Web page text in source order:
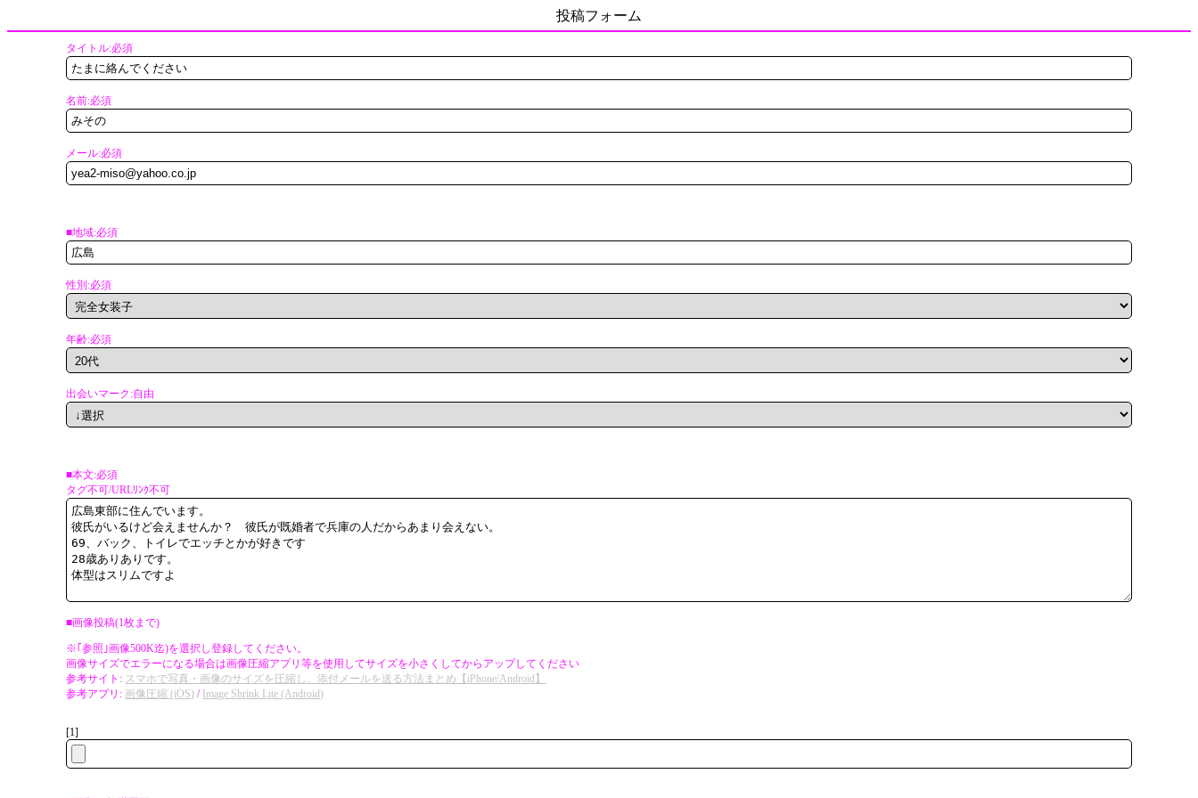
投稿フォーム
タイトル:必須
名前:必須
メール:必須
■地域:必須
性別:必須
年齢:必須
出会いマーク:自由
■本文:必須
タグ不可/URLﾘﾝｸ不可
■画像投稿(1枚まで)
※｢参照｣画像500K迄)を選択し登録してください。
画像サイズでエラーになる場合は画像圧縮アプリ等を使用してサイズを小さくしてからアップしてください
参考サイト: スマホで写真・画像のサイズを圧縮し、添付メールを送る方法まとめ【iPhone/Android】
参考アプリ: 画像圧縮 (iOS) / Image Shrink Lite (Android)
[1]